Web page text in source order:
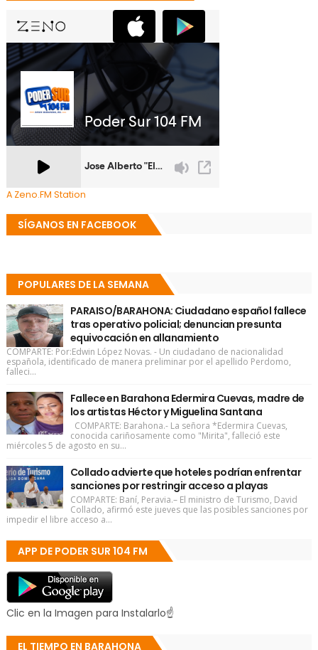
A Zeno.FM Station
SÍGANOS EN FACEBOOK
POPULARES DE LA SEMANA
PARAISO/BARAHONA: Ciudadano español fallece
tras operativo policial; denuncian presunta
equivocación en allanamiento
COMPARTE: Por:Edwin López Novas. - Un ciudadano de nacionalidad
española, identificado de manera preliminar por el apellido Perdomo,
falleci...
Fallece en Barahona Edermira Cuevas, madre de
los artistas Héctor y Miguelina Santana
COMPARTE: Barahona.- La señora *Edermira Cuevas,
conocida cariñosamente como "Mirita", falleció este
miércoles 5 de agosto en su...
Collado advierte que hoteles podrían enfrentar
sanciones por restringir acceso a playas
COMPARTE: Baní, Peravia.– El ministro de Turismo, David
Collado, afirmó este jueves que las posibles sanciones por
impedir el libre acceso a...
APP DE PODER SUR 104 FM
Clic en la Imagen para Instalarlo☝
EL TIEMPO EN BARAHONA